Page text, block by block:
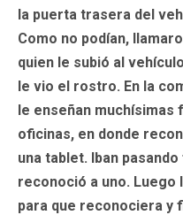
la puerta trasera del
Como no podían,
quien le subió al
le vio el rostro. En la
le enseñan muchísimas
oficinas, en donde
una tablet. Iban
reconoció a uno. Luego
para que reconociera y